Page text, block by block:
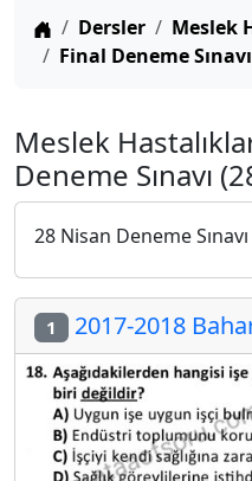
Anasayfa
Dersler
Meslek
Final Deneme
Meslek
Deneme Sınavı
28 Nisan Deneme Sınavı
1 2017-2018